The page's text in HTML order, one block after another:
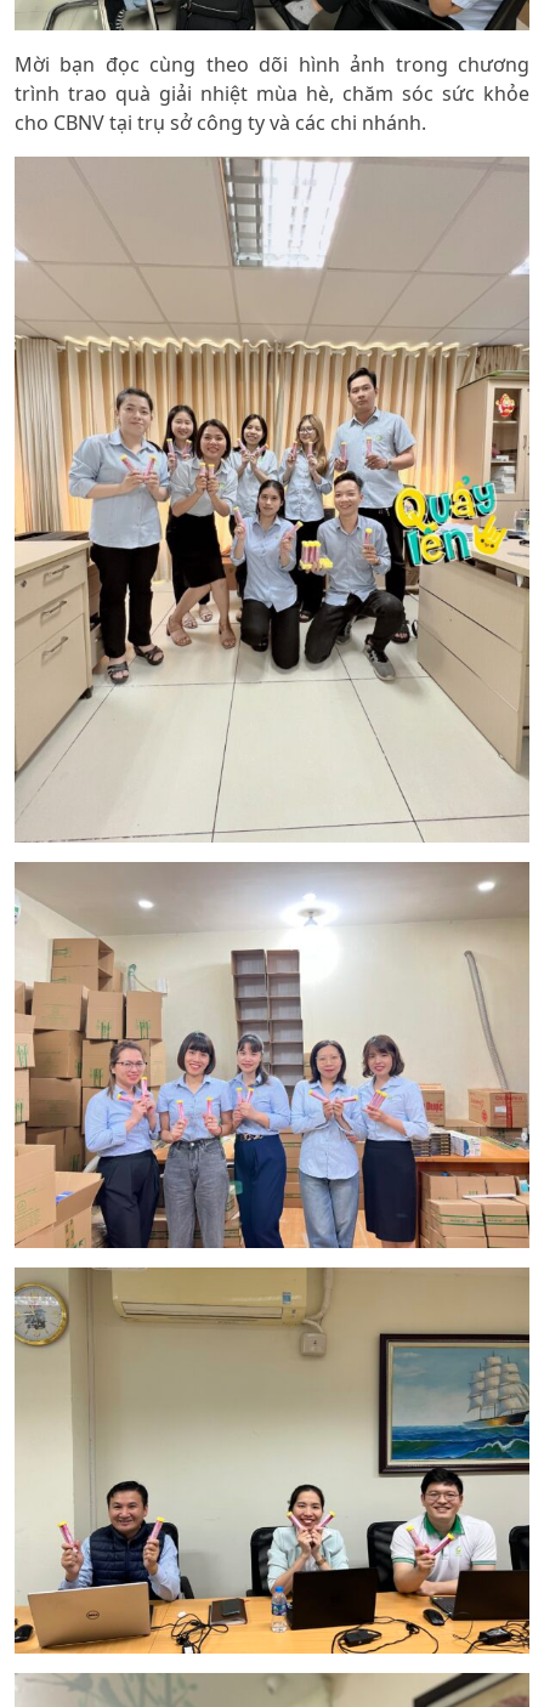
Mời bạn đọc cùng theo dõi hình ảnh trong chương
trình trao quà giải nhiệt mùa hè, chăm sóc sức khỏe
cho CBNV tại trụ sở công ty và các chi nhánh.